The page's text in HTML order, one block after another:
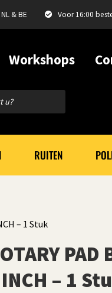
& BE Voor 16:00
Workshops
RUITEN
– 1 Stuk
PAD
– 1